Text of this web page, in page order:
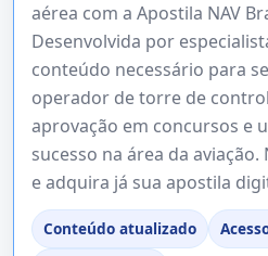
aérea com a Apostila NAV
Desenvolvida por
conteúdo necessário para
operador de torre de
aprovação em concursos e
sucesso na área da
e adquira já sua apostila
Conteúdo atualizado